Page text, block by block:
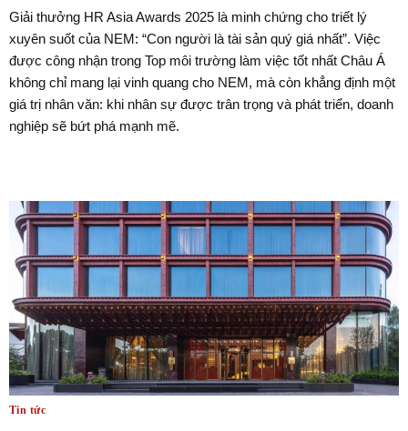
Giải thưởng HR Asia Awards 2025 là minh chứng cho triết lý
xuyên suốt của NEM: “Con người là tài sản quý giá nhất”. Việc
được công nhận trong Top môi trường làm việc tốt nhất Châu Á
không chỉ mang lại vinh quang cho NEM, mà còn khẳng định một
giá trị nhân văn: khi nhân sự được trân trọng và phát triển, doanh
nghiệp sẽ bứt phá mạnh mẽ.
Tin tức